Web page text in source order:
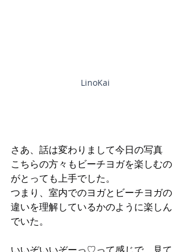
LinoKai
さあ、話は変わりまして今日の写真
こちらの方々もビーチヨガを楽しむの
がとっても上手でした。
つまり、室内でのヨガとビーチヨガの
違いを理解しているかのように楽しん
でいた。